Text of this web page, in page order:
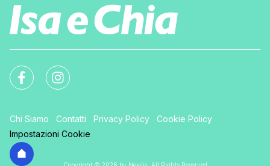
Chi Siamo Contatti Privacy Policy
Cookie Policy
Impostazioni Cookie